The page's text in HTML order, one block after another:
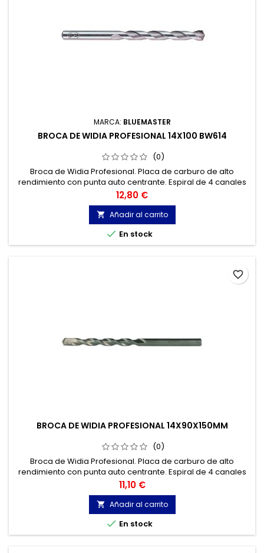
MARCA: BLUEMASTER
BROCA DE WIDIA PROFESIONAL 14X100 BW614
(0)
Broca de Widia Profesional. Placa de carburo de alto
rendimiento con punta auto centrante. Espiral de 4 canales
,para una óptima extracción del polvo. Mínima fricción
debido a su labio estrecho. Hormigones y materiales de
construcción, mármol, granito...
Precio
12,80 €
 Añadir al carrito
 En stock
BROCA DE WIDIA PROFESIONAL 14X90X150MM
(0)
Broca de Widia Profesional. Placa de carburo de alto
rendimiento con punta auto centrante. Espiral de 4 canales
,para una óptima extracción del polvo. Mínima fricción
debido a su labio estrecho. Hormigones y materiales de
construcción, mármol, granito...
Precio
11,10 €
 Añadir al carrito
 En stock
favorite_border